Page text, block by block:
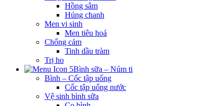
Hồng sâm
Húng chanh
Men vi sinh
Men tiêu hoá
Chống cảm
Tinh dầu tràm
Trị ho
Bình sữa – Núm ti
Bình – Cốc tập uống
Cốc tập uống nước
Vệ sinh bình sữa